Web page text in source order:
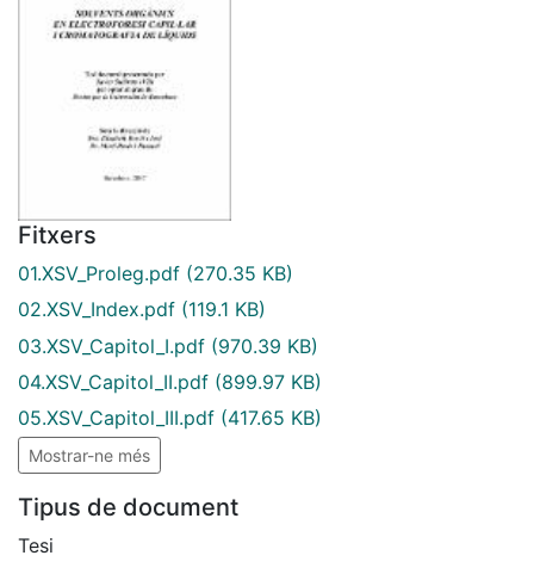
Fitxers
01.XSV_Proleg.pdf (270.35 KB)
02.XSV_Index.pdf (119.1 KB)
03.XSV_Capitol_I.pdf (970.39 KB)
04.XSV_Capitol_II.pdf (899.97 KB)
05.XSV_Capitol_III.pdf (417.65 KB)
Mostrar-ne més
Tipus de document
Tesi